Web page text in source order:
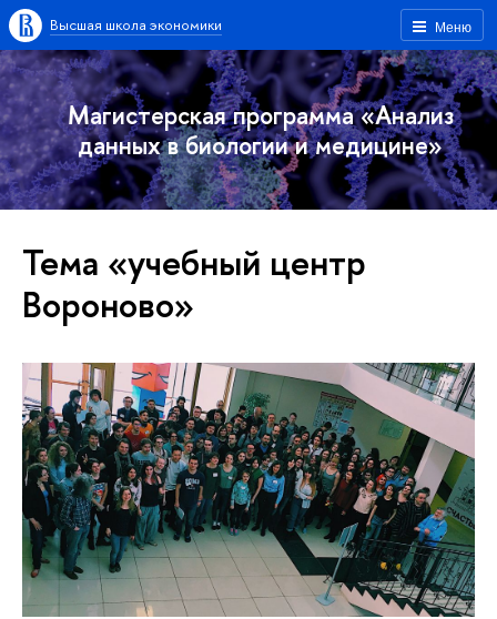
Меню
Высшая школа экономики
Магистерская программа «Анализ
данных в биологии и медицине»
Тема «учебный центр
Вороново»